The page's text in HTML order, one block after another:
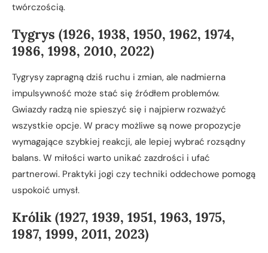
twórczością.
Tygrys (1926, 1938, 1950, 1962, 1974,
1986, 1998, 2010, 2022)
Tygrysy zapragną dziś ruchu i zmian, ale nadmierna
impulsywność może stać się źródłem problemów.
Gwiazdy radzą nie spieszyć się i najpierw rozważyć
wszystkie opcje. W pracy możliwe są nowe propozycje
wymagające szybkiej reakcji, ale lepiej wybrać rozsądny
balans. W miłości warto unikać zazdrości i ufać
partnerowi. Praktyki jogi czy techniki oddechowe pomogą
uspokoić umysł.
Królik (1927, 1939, 1951, 1963, 1975,
1987, 1999, 2011, 2023)